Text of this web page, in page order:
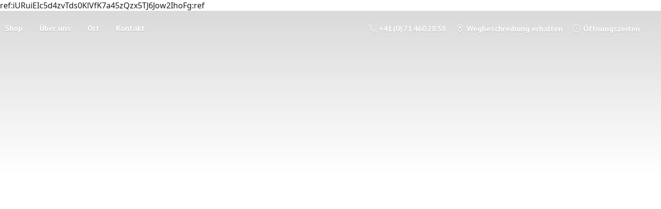
ref:iURuiEIc5d4zvTds0KlVfK7a45zQzx5TJ6Jow2IhoFg:ref
Shop Über uns Ort Kontakt +41 (0) 71 460 28 58 Wegbeschreibung erhalten Öffnungszeiten